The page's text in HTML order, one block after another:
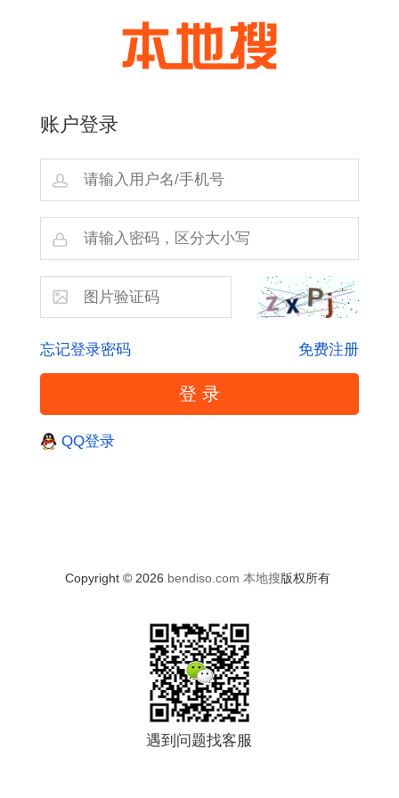
账户登录
忘记登录密码 免费注册
QQ登录
Copyright © 2026 bendiso.com 本地搜版权所有
遇到问题找客服